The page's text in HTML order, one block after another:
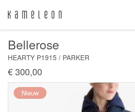
Bellerose
HEARTY P1915 / PARKER
€ 300,00
Nieuw